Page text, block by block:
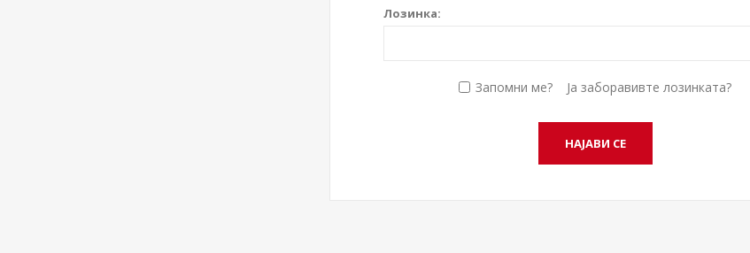
Лозинка:
Запомни ме? Ја заборавивте лозинката?